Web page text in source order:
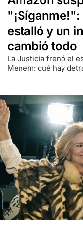
estalló y un
cambió todo
La Justicia frenó el
Menem: qué hay